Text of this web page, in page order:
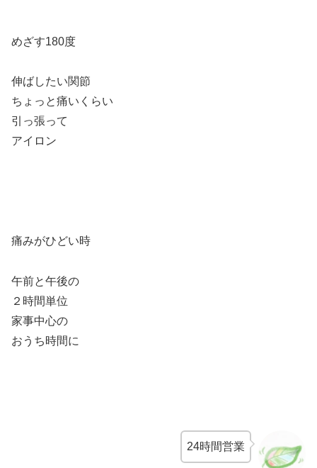
めざす180度
伸ばしたい関節
ちょっと痛いくらい
引っ張って
アイロン
痛みがひどい時
午前と午後の
２時間単位
家事中心の
おうち時間に
24時間営業